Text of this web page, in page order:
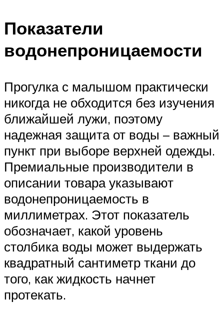
Показатели
водонепроницаемости
Прогулка с малышом практически
никогда не обходится без изучения
ближайшей лужи, поэтому
надежная защита от воды – важный
пункт при выборе верхней одежды.
Премиальные производители в
описании товара указывают
водонепроницаемость в
миллиметрах. Этот показатель
обозначает, какой уровень
столбика воды может выдержать
квадратный сантиметр ткани до
того, как жидкость начнет
протекать.